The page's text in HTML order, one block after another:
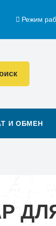
Режим
И ОБМЕН